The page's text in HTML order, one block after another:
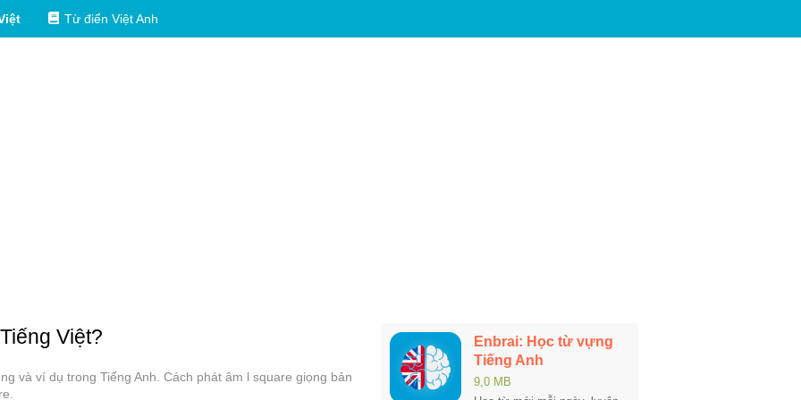
Từ điển Việt Anh
Việt?
và ví dụ trong Tiếng Anh. Cách phát âm l square giọng bản
Enbrai: Học từ vựng
Tiếng Anh
9,0 MB